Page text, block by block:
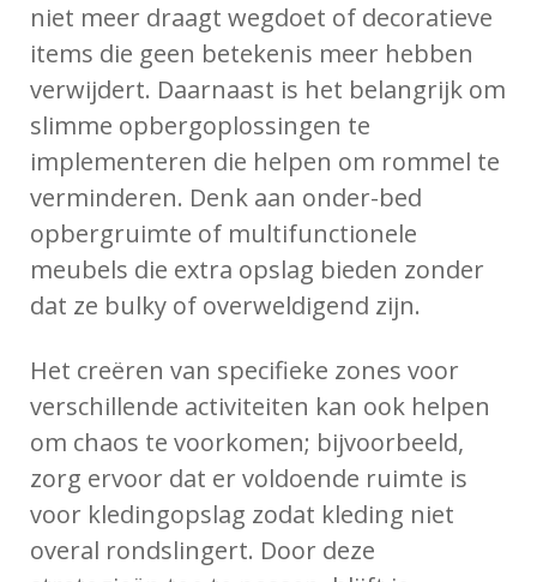
niet meer draagt wegdoet of decoratieve
items die geen betekenis meer hebben
verwijdert. Daarnaast is het belangrijk om
slimme opbergoplossingen te
implementeren die helpen om rommel te
verminderen. Denk aan onder-bed
opbergruimte of multifunctionele
meubels die extra opslag bieden zonder
dat ze bulky of overweldigend zijn.
Het creëren van specifieke zones voor
verschillende activiteiten kan ook helpen
om chaos te voorkomen; bijvoorbeeld,
zorg ervoor dat er voldoende ruimte is
voor kledingopslag zodat kleding niet
overal rondslingert. Door deze